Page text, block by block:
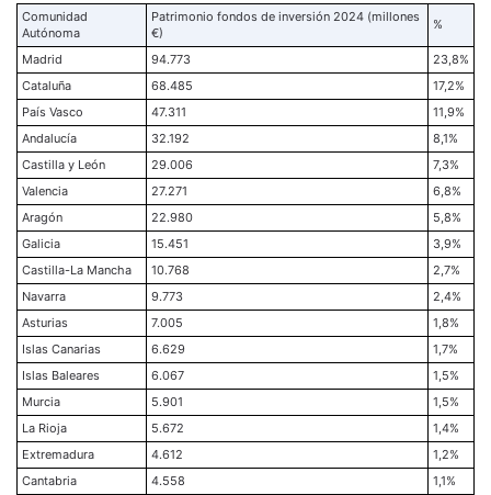
Comunidad
Autónoma
Patrimonio fondos de inversión 2024 (millones
€)
%
Madrid 94.773
23,8%
Cataluña
68.485
17,2%
País Vasco
47.311
11,9%
Andalucía
32.192
8,1%
Castilla y León
29.006
7,3%
Valencia
27.271
6,8%
Aragón
22.980
5,8%
Galicia
15.451
3,9%
Castilla-La Mancha
10.768
2,7%
Navarra
9.773
2,4%
Asturias
7.005
1,8%
Islas Canarias
6.629
1,7%
Islas Baleares
6.067
1,5%
Murcia
5.901
1,5%
La Rioja
5.672
1,4%
Extremadura
4.612
1,2%
Cantabria
4.558 1,1%